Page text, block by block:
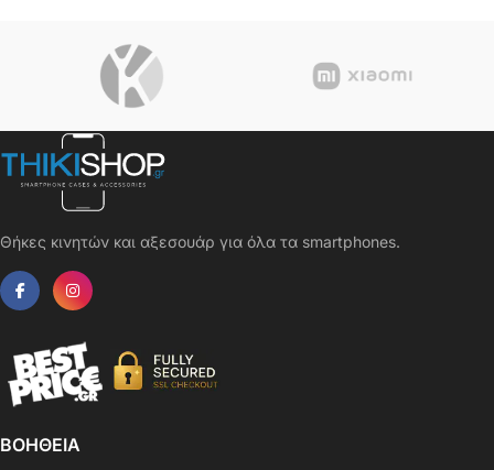
Θήκες κινητών και αξεσουάρ για όλα τα smartphones.
ΒΟΗΘΕΙΑ